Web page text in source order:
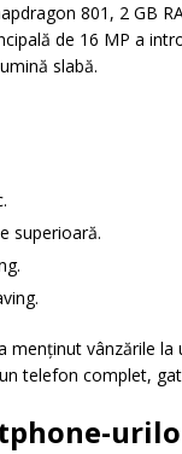
801, 2 GB
de 16 MP a
slabă.
superioară.
vânzările la
telefon complet,